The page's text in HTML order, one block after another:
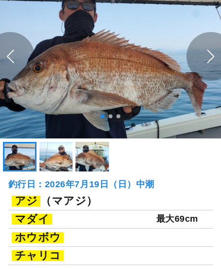
釣行日：2026年7月19日（日）中潮
アジ
（マアジ）
マダイ
最大69cm
ホウボウ
チャリコ